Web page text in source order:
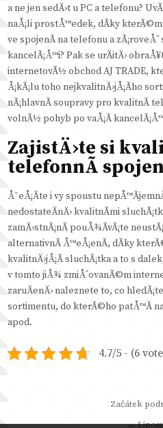
a ne jen sedÄ›t u PC a telefonu?
naÅ¡li prostÅ™edek, dÃ­ky
ve spojenÃ­ na telefonu a
kancelÃ¡Å™i? Pak se urÄitÄ›
internetovÃ½ obchod AJ TRADE,
Å¡kÃ¡lu toho nejkvalitnÄ›jÅ¡Ã­ho
nÃ¡hlavnÃ­ soupravy pro kvalitnÃ­
volnÃ½ pohyb po vaÅ¡Ã­
ZajistÄ›te si
telefonnÃ­
Å˜eÅ¡Ã­te i vy spoustu
nedostateÄnÄ› kvalitnÃ­mi
zamÄ›stnÃ¡nÃ­ pouÅ¾Ã­vÃ¡te
alternativnÃ­ Å™eÅ¡enÃ­, dÃ­ky
kvalitnÄ›jÅ¡Ã­ sluchÃ¡tka a to s
v tomto jiÅ¾ zmiÅˆovanÃ©m
zaruÄenÄ› naleznete to, co
sortimentu, do kterÃ©ho patÅ™Ã­
apod.
4.7/5 - (6
Začátek
←